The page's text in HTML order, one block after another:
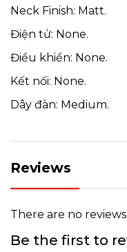
Neck Finish: Matt.
Điện tử: None.
Điều khiển: None.
Kết nối: None.
Dây đàn: Medium.
Reviews
There are no
Be the first to